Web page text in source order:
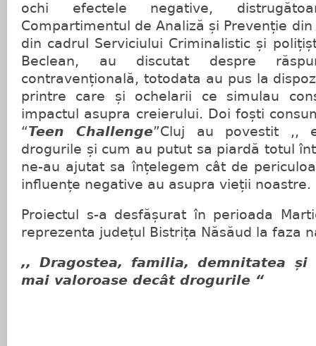
ochi efectele negative,
Compartimentul de Analiză și Prevenție din
din cadrul Serviciului Criminalistic și
Beclean, au discutat despre
contravențională, totodata au pus la
printre care și ochelarii ce simulau
impactul asupra creierului. Doi foști
“Teen Challenge”Cluj au povestit ,,
drogurile și cum au putut sa piardă totul
ne-au ajutat sa înțelegem cât de
influențe negative au asupra vieții
Proiectul s-a desfășurat în perioada
reprezenta județul Bistrița Năsăud la faza
,, Dragostea, familia, demnitatea
mai valoroase decât drogurile “